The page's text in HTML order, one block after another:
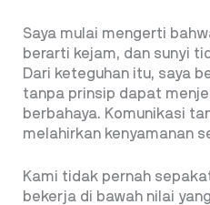
Saya mulai mengerti
berarti kejam, dan sunyi
Dari keteguhan itu, saya
tanpa prinsip dapat
berbahaya. Komunikasi
melahirkan kenyamanan
Kami tidak pernah
bekerja di bawah nilai